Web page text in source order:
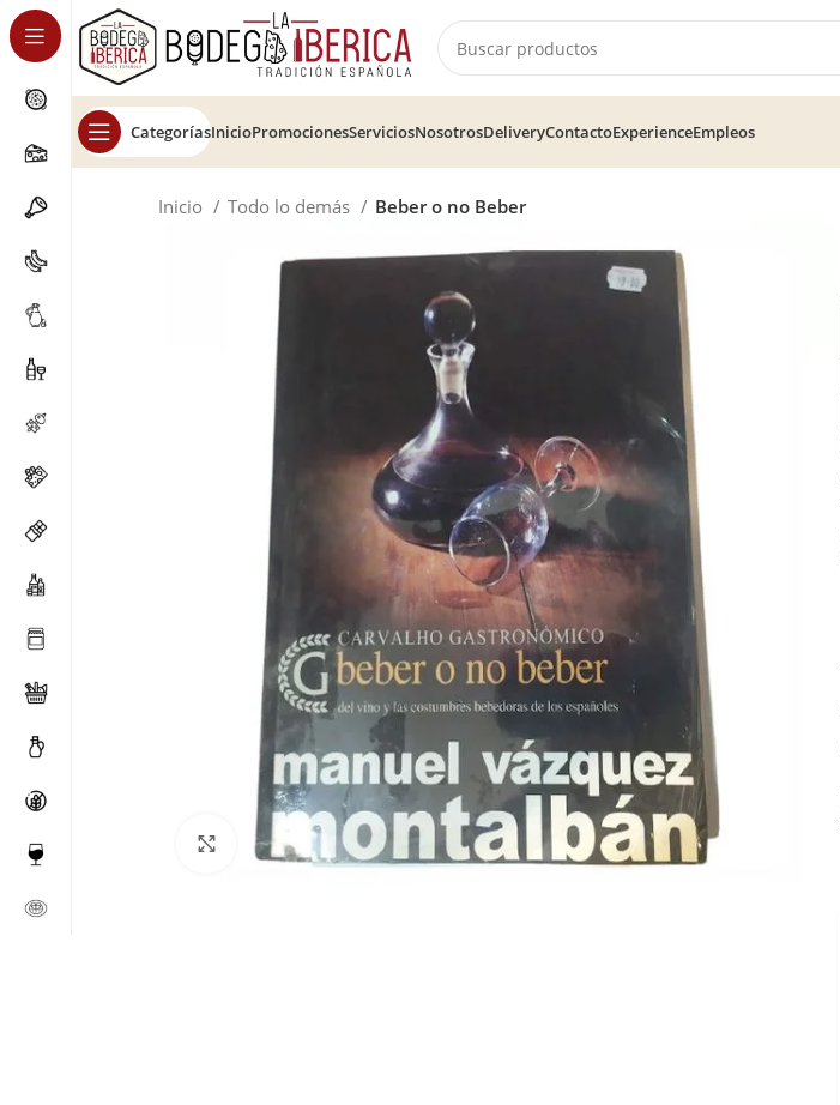
CategoríasInicioPromocionesServiciosNosotrosDeliveryContactoExperienceEmpleos
Inicio Todo lo demás Beber o no Beber
Click to enlarge